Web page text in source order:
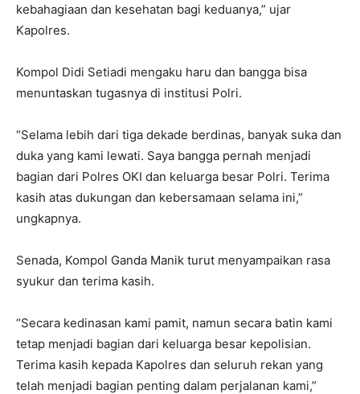
kebahagiaan dan kesehatan bagi keduanya,” ujar
Kapolres.
Kompol Didi Setiadi mengaku haru dan bangga bisa
menuntaskan tugasnya di institusi Polri.
“Selama lebih dari tiga dekade berdinas, banyak suka dan
duka yang kami lewati. Saya bangga pernah menjadi
bagian dari Polres OKI dan keluarga besar Polri. Terima
kasih atas dukungan dan kebersamaan selama ini,”
ungkapnya.
Senada, Kompol Ganda Manik turut menyampaikan rasa
syukur dan terima kasih.
“Secara kedinasan kami pamit, namun secara batin kami
tetap menjadi bagian dari keluarga besar kepolisian.
Terima kasih kepada Kapolres dan seluruh rekan yang
telah menjadi bagian penting dalam perjalanan kami,”